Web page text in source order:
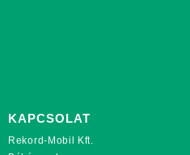
KAPCSOLAT
Rekord-Mobil Kft.